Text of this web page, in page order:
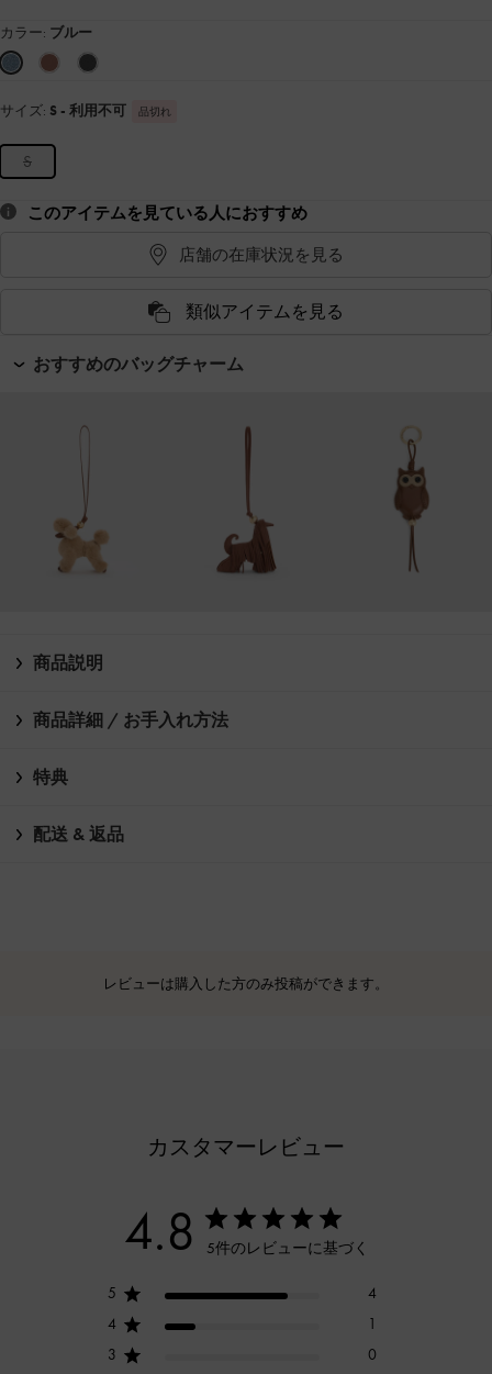
カラー: ブルー
サイズ: S - 利用不可 品切れ
S
このアイテムを見ている人におすすめ
店舗の在庫状況を見る
類似アイテムを見る
おすすめのバッグチャーム
商品説明
商品詳細 / お手入れ方法
特典
配送 & 返品
レビューは購入した方のみ投稿ができます。
カスタマーレビュー
4.8 5件のレビューに基づく
5
4
4
1
3
0